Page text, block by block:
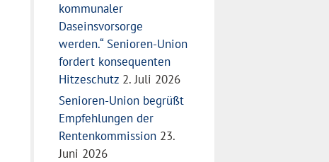
kommunaler
Daseinsvorsorge
werden.“ Senioren-Union
fordert konsequenten
Hitzeschutz 2. Juli 2026
Senioren-Union begrüßt
Empfehlungen der
Rentenkommission 23.
Juni 2026